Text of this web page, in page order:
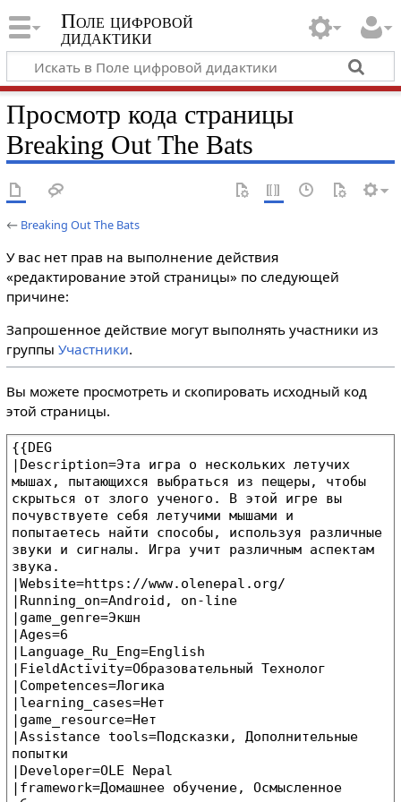
Поле цифровой
дидактики
Просмотр кода страницы
Breaking Out The Bats
← Breaking Out The Bats
У вас нет прав на выполнение действия
«редактирование этой страницы» по следующей
причине:
Запрошенное действие могут выполнять участники из
группы Участники.
Вы можете просмотреть и скопировать исходный код
этой страницы.